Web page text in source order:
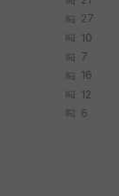
27
10
7
16
12
6